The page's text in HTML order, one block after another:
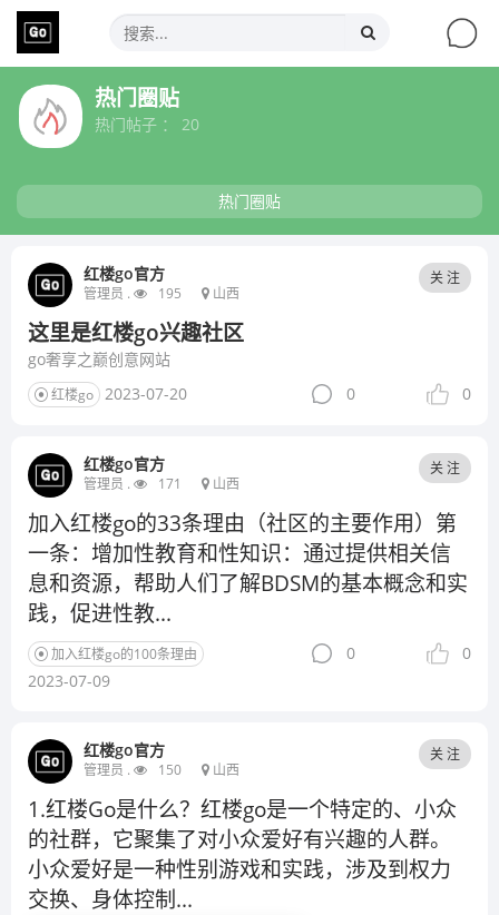
热门圈贴
热门帖子 ： 20
热门圈贴
红楼go官方
管理员 . 195 山西
关 注
这里是红楼go兴趣社区
go奢享之巅创意网站
红楼go 2023-07-20 0 0
红楼go官方
管理员 . 171 山西
关 注
加入红楼go的33条理由（社区的主要作用）第
一条：增加性教育和性知识：通过提供相关信
息和资源，帮助人们了解BDSM的基本概念和实
践，促进性教...
加入红楼go的100条理由
2023-07-09
0 0
红楼go官方
管理员 . 150 山西
关 注
1.红楼Go是什么？红楼go是一个特定的、小众
的社群，它聚集了对小众爱好有兴趣的人群。
小众爱好是一种性别游戏和实践，涉及到权力
交换、身体控制...